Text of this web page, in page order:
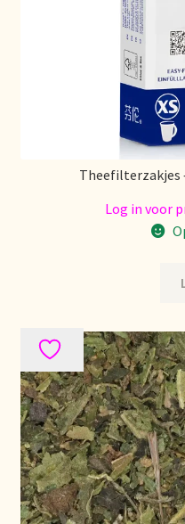
Voedselveiligheid
Webwinkel
Welcome to our Tea
Theefilterzakjes
Log in voor